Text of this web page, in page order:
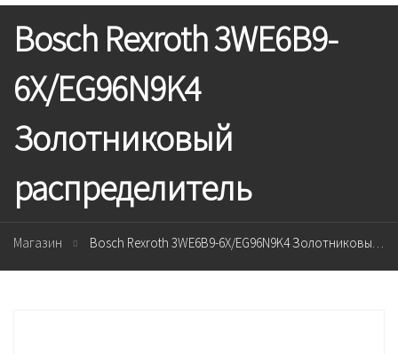
Bosch Rexroth 3WE6B9-
6X/EG96N9K4
Золотниковый
распределитель
Магазин Bosch Rexroth 3WE6B9-6X/EG96N9K4 Золотниковый распределитель